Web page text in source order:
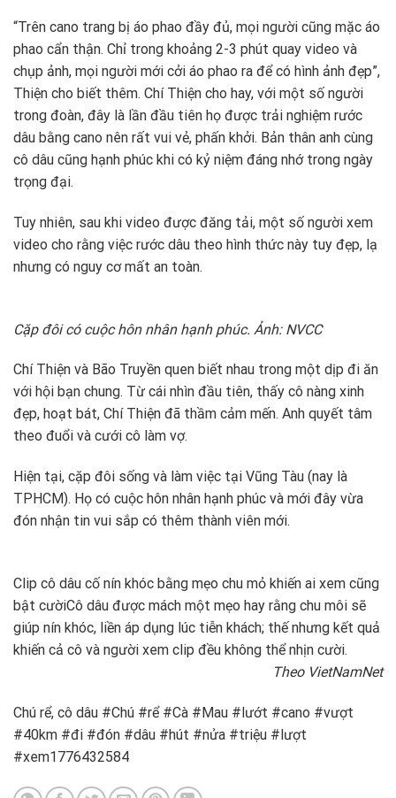
“Trên cano trang bị áo phao đầy đủ, mọi người cũng mặc áo
phao cẩn thận. Chỉ trong khoảng 2-3 phút quay video và
chụp ảnh, mọi người mới cởi áo phao ra để có hình ảnh đẹp”,
Thiện cho biết thêm. Chí Thiện cho hay, với một số người
trong đoàn, đây là lần đầu tiên họ được trải nghiệm rước
dâu bằng cano nên rất vui vẻ, phấn khởi. Bản thân anh cùng
cô dâu cũng hạnh phúc khi có kỷ niệm đáng nhớ trong ngày
trọng đại.
Tuy nhiên, sau khi video được đăng tải, một số người xem
video cho rằng việc rước dâu theo hình thức này tuy đẹp, lạ
nhưng có nguy cơ mất an toàn.
Cặp đôi có cuộc hôn nhân hạnh phúc. Ảnh: NVCC
Chí Thiện và Bão Truyền quen biết nhau trong một dịp đi ăn
với hội bạn chung. Từ cái nhìn đầu tiên, thấy cô nàng xinh
đẹp, hoạt bát, Chí Thiện đã thầm cảm mến. Anh quyết tâm
theo đuổi và cưới cô làm vợ.
Hiện tại, cặp đôi sống và làm việc tại Vũng Tàu (nay là
TPHCM). Họ có cuộc hôn nhân hạnh phúc và mới đây vừa
đón nhận tin vui sắp có thêm thành viên mới.
Clip cô dâu cố nín khóc bằng mẹo chu mỏ khiến ai xem cũng
bật cườiCô dâu được mách một mẹo hay rằng chu môi sẽ
giúp nín khóc, liền áp dụng lúc tiễn khách; thế nhưng kết quả
khiến cả cô và người xem clip đều không thể nhịn cười.
Theo VietNamNet
Chú rể, cô dâu #Chú #rể #Cà #Mau #lướt #cano #vượt
#40km #đi #đón #dâu #hút #nửa #triệu #lượt
#xem1776432584